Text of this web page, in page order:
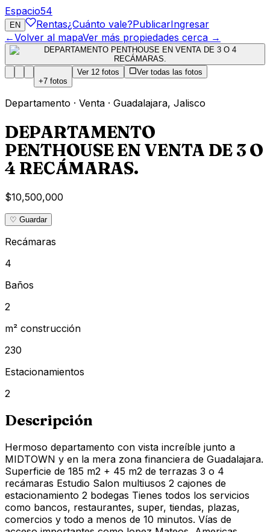
Espacio54
EN Rentas¿Cuánto vale?PublicarIngresar
←Volver al mapaVer más propiedades cerca →
+7 fotos
Ver 12 fotos Ver todas las fotos
Departamento · Venta · Guadalajara, Jalisco
DEPARTAMENTO
PENTHOUSE EN VENTA DE 3 O
4 RECÁMARAS.
$10,500,000
♡ Guardar
Recámaras
4
Baños
2
m² construcción
230
Estacionamientos
2
Descripción
Hermoso departamento con vista increíble junto a
MIDTOWN y en la mera zona financiera de Guadalajara.
Superficie de 185 m2 + 45 m2 de terrazas 3 o 4
recámaras Estudio Salon multiusos 2 cajones de
estacionamiento 2 bodegas Tienes todos los servicios
como bancos, restaurantes, super, tiendas, plazas,
comercios y todo a menos de 10 minutos. Vías de